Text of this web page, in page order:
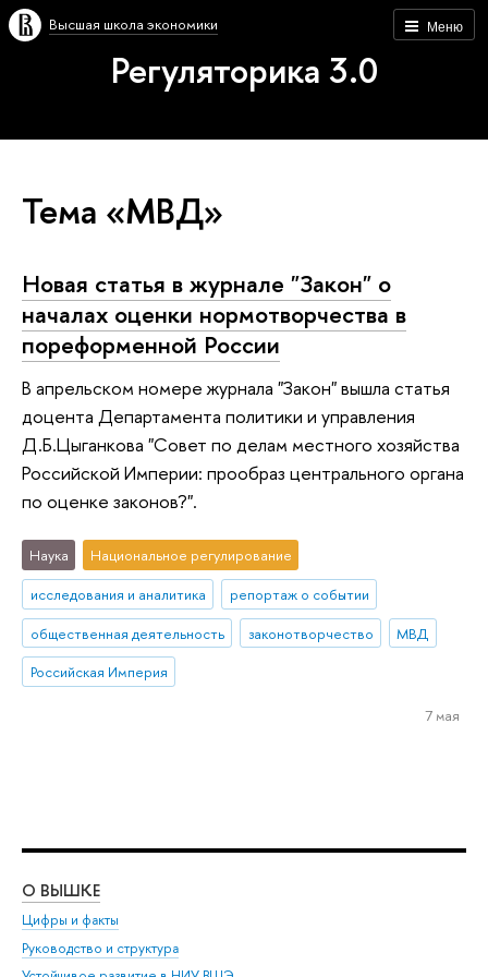
Меню
Высшая школа экономики
Регуляторика 3.0
Тема «МВД»
Новая статья в журнале "Закон" о
началах оценки нормотворчества в
пореформенной России
В апрельском номере журнала "Закон" вышла статья
доцента Департамента политики и управления
Д.Б.Цыганкова "Совет по делам местного хозяйства
Российской Империи: прообраз центрального органа
по оценке законов?".
Наука
Национальное регулирование
исследования и аналитика
репортаж о событии
общественная деятельность
законотворчество
МВД
Российская Империя
7 мая
О ВЫШКЕ
Цифры и факты
Руководство и структура